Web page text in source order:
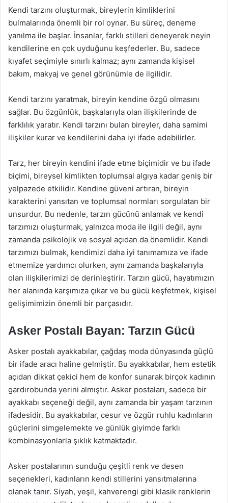
Kendi tarzını oluşturmak, bireylerin kimliklerini
bulmalarında önemli bir rol oynar. Bu süreç, deneme
yanılma ile başlar. İnsanlar, farklı stilleri deneyerek neyin
kendilerine en çok uyduğunu keşfederler. Bu, sadece
kıyafet seçimiyle sınırlı kalmaz; aynı zamanda kişisel
bakım, makyaj ve genel görünümle de ilgilidir.
Kendi tarzını yaratmak, bireyin kendine özgü olmasını
sağlar. Bu özgünlük, başkalarıyla olan ilişkilerinde de
farklılık yaratır. Kendi tarzını bulan bireyler, daha samimi
ilişkiler kurar ve kendilerini daha iyi ifade edebilirler.
Tarz, her bireyin kendini ifade etme biçimidir ve bu ifade
biçimi, bireysel kimlikten toplumsal algıya kadar geniş bir
yelpazede etkilidir. Kendine güveni artıran, bireyin
karakterini yansıtan ve toplumsal normları sorgulatan bir
unsurdur. Bu nedenle, tarzın gücünü anlamak ve kendi
tarzımızı oluşturmak, yalnızca moda ile ilgili değil, aynı
zamanda psikolojik ve sosyal açıdan da önemlidir. Kendi
tarzımızı bulmak, kendimizi daha iyi tanımamıza ve ifade
etmemize yardımcı olurken, aynı zamanda başkalarıyla
olan ilişkilerimizi de derinleştirir. Tarzın gücü, hayatımızın
her alanında karşımıza çıkar ve bu gücü keşfetmek, kişisel
gelişimimizin önemli bir parçasıdır.
Asker Postalı Bayan: Tarzın Gücü
Asker postalı ayakkabılar, çağdaş moda dünyasında güçlü
bir ifade aracı haline gelmiştir. Bu ayakkabılar, hem estetik
açıdan dikkat çekici hem de konfor sunarak birçok kadının
gardırobunda yerini almıştır. Asker postaları, sadece bir
ayakkabı seçeneği değil, aynı zamanda bir yaşam tarzının
ifadesidir. Bu ayakkabılar, cesur ve özgür ruhlu kadınların
güçlerini simgelemekte ve günlük giyimde farklı
kombinasyonlarla şıklık katmaktadır.
Asker postalarının sunduğu çeşitli renk ve desen
seçenekleri, kadınların kendi stillerini yansıtmalarına
olanak tanır. Siyah, yeşil, kahverengi gibi klasik renklerin